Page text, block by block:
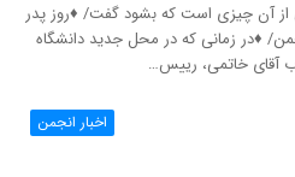
آن چیزی است که بشود گفت/ ♦روز پدر
♦در زمانی که در محل جدید دانشگاه
آقای خاتمی، رییس…
اخبار انجمن